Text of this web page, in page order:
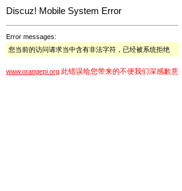
Discuz! Mobile System Error
Error messages:
您当前的访问请求当中含有非法字符，已经被系统拒绝
www.orangepi.org 此错误给您带来的不便我们深感歉意